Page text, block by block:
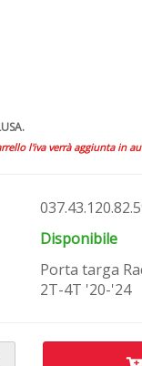
l'iva verrà aggiunta in
Disponibile
Porta targa
2T-4T '20-'24